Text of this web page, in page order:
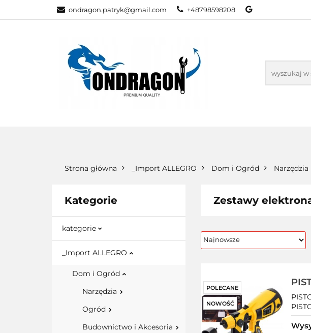
ondragon.patryk@gmail.com +48798598208
KATEGORIE NOWOŚCI
Strona główna _Import ALLEGRO Dom i Ogród Narzędzia
Kategorie
kategorie
_Import ALLEGRO
Dom i Ogród
Narzędzia
Ogród
Budownictwo i Akcesoria
Zestawy
POLECANE
NOWOŚĆ